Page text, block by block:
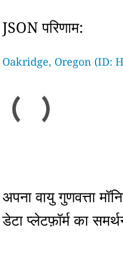
JSON परिणाम:
Oakridge, Oregon (ID:
अपना वायु गुणवत्ता
डेटा प्लेटफ़ॉर्म का